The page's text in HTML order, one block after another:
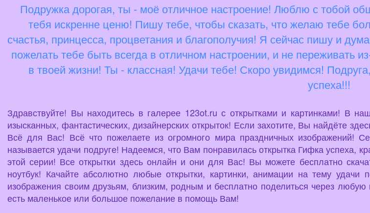
Подружка дорогая, ты - моё отличное настроение! Люблю с тобой
тебя искренне ценю! Пишу тебе, чтобы сказать, что желаю тебе
счастья, принцесса, процветания и благополучия! Я сейчас пишу и
пожелать тебе быть всегда в отличном настроении, и не переживать
в твоей жизни! Ты - классная! Удачи тебе! Скоро увидимся!
успеха!!!
Здравствуйте! Вы находитесь в галерее 123ot.ru с открытками и картинками! В
изысканных, фантастических, дизайнерских открыток! Если захотите, Вы найдёте
Всё для Вас! Всё что пожелаете из огромного мира праздничных изображений!
называется удачи подруге! Надеемся, что Вам понравилась открытка Гифка успеха,
этой серии! Все открытки здесь онлайн и они для Вас! Вы можете бесплатно
ноутбук! Качайте абсолютно любые открытки, картинки, анимации на тему
изображения своим друзьям, близким, родным и бесплатно поделиться через
есть маленькое или большое пожелание в помощь Вам!